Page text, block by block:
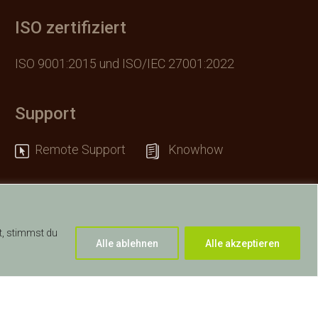
stimmst du
Alle ablehnen Alle akzeptieren
ISO zertifiziert
ISO 9001:2015 und ISO/IEC 27001:2022
Support
Remote Support Knowhow